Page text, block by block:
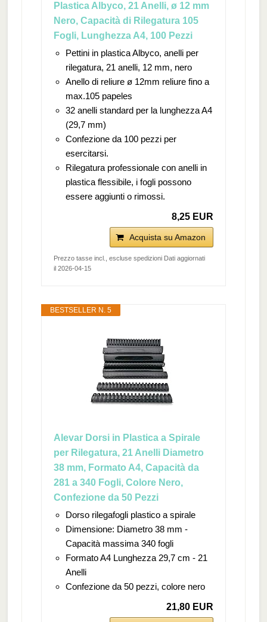
Plastica Albyco, 21 Anelli, ø 12 mm
Nero, Capacità di Rilegatura 105
Fogli, Lunghezza A4, 100 Pezzi
Pettini in plastica Albyco, anelli per
rilegatura, 21 anelli, 12 mm, nero
Anello di reliure ø 12mm reliure fino a
max.105 papeles
32 anelli standard per la lunghezza A4
(29,7 mm)
Confezione da 100 pezzi per
esercitarsi.
Rilegatura professionale con anelli in
plastica flessibile, i fogli possono
essere aggiunti o rimossi.
8,25 EUR
Acquista su Amazon
Prezzo tasse incl., escluse spedizioni Dati aggiornati
il 2026-04-15
BESTSELLER N. 5
Alevar Dorsi in Plastica a Spirale
per Rilegatura, 21 Anelli Diametro
38 mm, Formato A4, Capacità da
281 a 340 Fogli, Colore Nero,
Confezione da 50 Pezzi
Dorso rilegafogli plastico a spirale
Dimensione: Diametro 38 mm -
Capacità massima 340 fogli
Formato A4 Lunghezza 29,7 cm - 21
Anelli
Confezione da 50 pezzi, colore nero
21,80 EUR